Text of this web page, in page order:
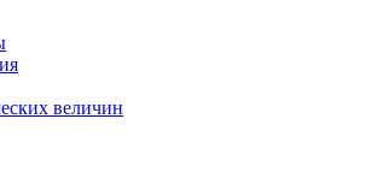
величин